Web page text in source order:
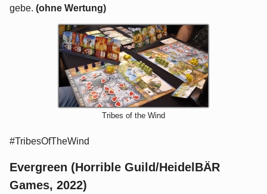
gebe. (ohne Wertung)
Tribes of the Wind
#TribesOfTheWind
Evergreen (Horrible Guild/HeidelBÄR
Games, 2022)